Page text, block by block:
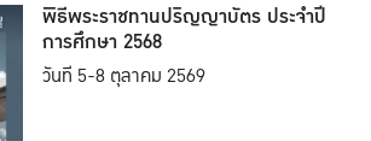
พิธีพระราชทานปริญญาบัตร ประจำปี
การศึกษา 2568
วันที่ 5-8 ตุลาคม 2569